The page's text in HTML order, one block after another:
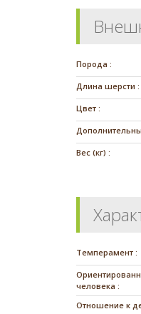
Порода :
Длина шерсти :
Цвет :
Вес (кг) :
Темперамент :
человека :
Отношение к